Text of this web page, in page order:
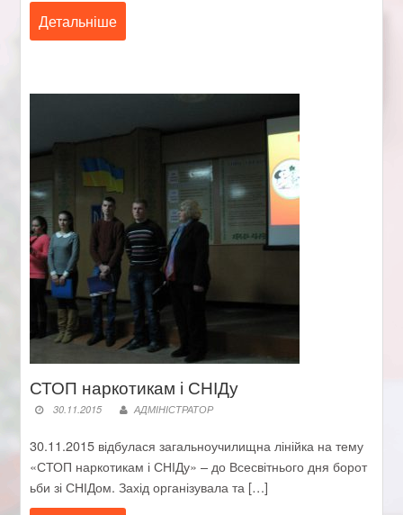
Детальніше
СТОП наркотикам і СНІДу
30.11.2015 АДМІНІСТРАТОР
30.11.2015 відбулася загальноучилищна лінійка на тему
«СТОП наркотикам і СНІДу» – до Всесвітнього дня борот
ьби зі СНІДом. Захід організувала та […]